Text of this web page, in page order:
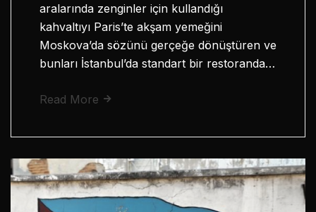
aralarında zenginler için kullandığı
kahvaltıyı Paris’te akşam yemeğini
Moskova’da sözünü gerçeğe dönüştüren ve
bunları İstanbul’da standart bir restoranda…
Read More